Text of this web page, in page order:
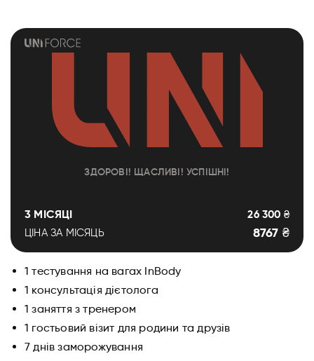
ЗДОРОВІ! ЩАСЛИВІ! УСПІШНІ!
3 МІСЯЦІ 26 300 ₴
ЦІНА ЗА МІСЯЦЬ 8767 ₴
1 тестування на вагах InBody
1 консультація дієтолога
1 заняття з тренером
1 гостьовий візит для родини та друзів
7 днів заморожування